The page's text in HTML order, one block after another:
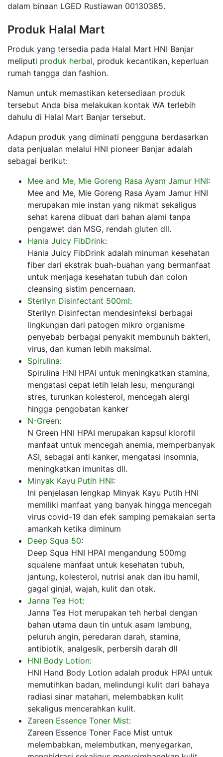
dalam binaan LGED Rustiawan 00130385.
Produk Halal Mart
Produk yang tersedia pada Halal Mart HNI Banjar
meliputi produk herbal, produk kecantikan, keperluan
rumah tangga dan fashion.
Namun untuk memastikan ketersediaan produk
tersebut Anda bisa melakukan kontak WA terlebih
dahulu di Halal Mart Banjar tersebut.
Adapun produk yang diminati pengguna berdasarkan
data penjualan melalui HNI pioneer Banjar adalah
sebagai berikut:
Mee and Me, Mie Goreng Rasa Ayam Jamur HNI:
Mee and Me, Mie Goreng Rasa Ayam Jamur HNI
merupakan mie instan yang nikmat sekaligus
sehat karena dibuat dari bahan alami tanpa
pengawet dan MSG, rendah gluten dll.
Hania Juicy FibDrink:
Hania Juicy FibDrink adalah minuman kesehatan
fiber dari ekstrak buah-buahan yang bermanfaat
untuk menjaga kesehatan tubuh dan colon
cleansing sistim pencernaan.
Sterilyn Disinfectant 500ml:
Sterilyn Disinfectan mendesinfeksi berbagai
lingkungan dari patogen mikro organisme
penyebab berbagai penyakit membunuh bakteri,
virus, dan kuman lebih maksimal.
Spirulina:
Spirulina HNI HPAI untuk meningkatkan stamina,
mengatasi cepat letih lelah lesu, mengurangi
stres, turunkan kolesterol, mencegah alergi
hingga pengobatan kanker
N-Green:
N Green HNI HPAI merupakan kapsul klorofil
manfaat untuk mencegah anemia, memperbanyak
ASI, sebagai anti kanker, mengatasi insomnia,
meningkatkan imunitas dll.
Minyak Kayu Putih HNI:
Ini penjelasan lengkap Minyak Kayu Putih HNI
memiliki manfaat yang banyak hingga mencegah
virus covid-19 dan efek samping pemakaian serta
amankah ketika diminum
Deep Squa 50:
Deep Squa HNI HPAI mengandung 500mg
squalene manfaat untuk kesehatan tubuh,
jantung, kolesterol, nutrisi anak dan ibu hamil,
gagal ginjal, wajah, kulit dan otak.
Janna Tea Hot:
Janna Tea Hot merupakan teh herbal dengan
bahan utama daun tin untuk asam lambung,
peluruh angin, peredaran darah, stamina,
antibiotik, analgesik, perbersih darah dll
HNI Body Lotion:
HNI Hand Body Lotion adalah produk HPAI untuk
memutihkan badan, melindungi kulit dari bahaya
radiasi sinar matahari, melembabkan kulit
sekaligus mencerahkan kulit.
Zareen Essence Toner Mist:
Zareen Essence Toner Face Mist untuk
melembabkan, melembutkan, menyegarkan,